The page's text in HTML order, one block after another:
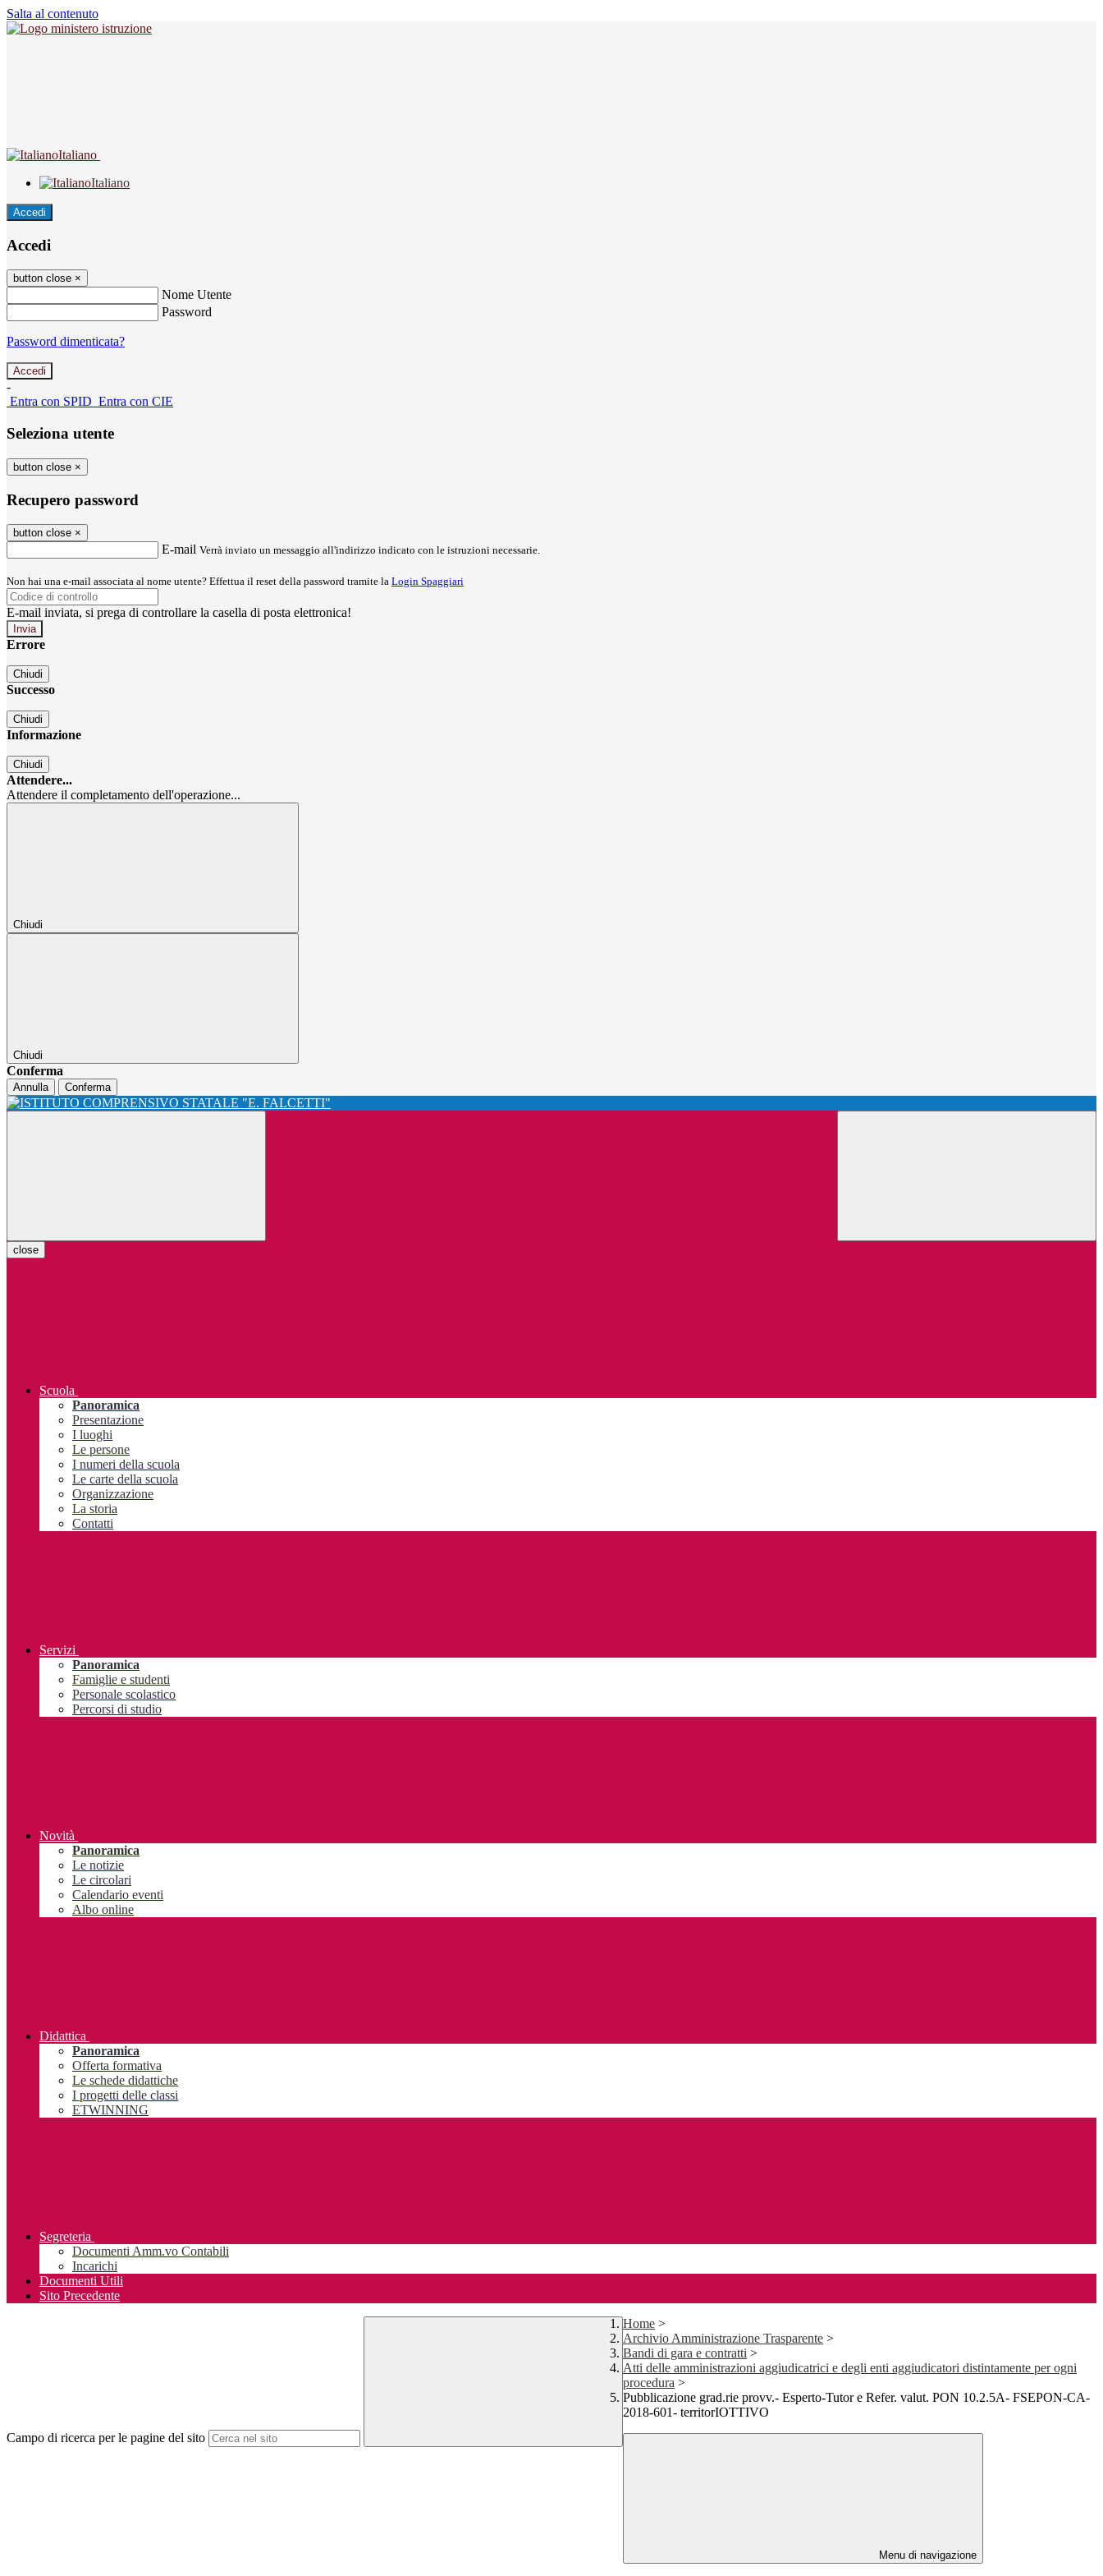
Salta al contenuto
Italiano
Italiano
Accedi
Accedi
button close ×
Nome Utente
Password
Password dimenticata?
-
Entra con SPID Entra con CIE
Seleziona utente
button close ×
Recupero password
button close ×
E-mail Verrà inviato un messaggio all'indirizzo indicato con le istruzioni necessarie.
Non hai una e-mail associata al nome utente? Effettua il reset della password tramite la Login Spaggiari
E-mail inviata, si prega di controllare la casella di posta elettronica!
Errore
Chiudi
Successo
Chiudi
Informazione
Chiudi
Attendere...
Attendere il completamento dell'operazione...
Chiudi
Chiudi
Conferma
Annulla Conferma
close
Scuola
Panoramica
Presentazione
I luoghi
Le persone
I numeri della scuola
Le carte della scuola
Organizzazione
La storia
Contatti
Servizi
Panoramica
Famiglie e studenti
Personale scolastico
Percorsi di studio
Novità
Panoramica
Le notizie
Le circolari
Calendario eventi
Albo online
Didattica
Panoramica
Offerta formativa
Le schede didattiche
I progetti delle classi
ETWINNING
Segreteria
Documenti Amm.vo Contabili
Incarichi
Documenti Utili
Sito Precedente
Campo di ricerca per le pagine del sito
Home >
Archivio Amministrazione Trasparente >
Bandi di gara e contratti >
Atti delle amministrazioni aggiudicatrici e degli enti aggiudicatori distintamente per ogni
procedura >
Pubblicazione grad.rie provv.- Esperto-Tutor e Refer. valut. PON 10.2.5A- FSEPON-CA-
2018-601- territorIOTTIVO
Menu di navigazione